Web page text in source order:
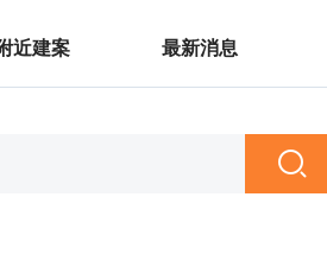
近建案 最新消息